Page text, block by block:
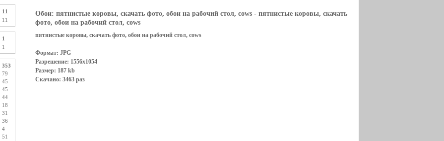
11
11
1
1
353
79
45
45
44
18
31
36
4
51
Обои:пятнистые коровы, скачать фото, обои на рабочий стол, cows - пятнистые коровы, скачать
фото, обои на рабочий стол, cows
пятнистые коровы, скачать фото, обои на рабочий стол, cows
Формат: JPG
Разрешение: 1556x1054
Размер: 187 kb
Скачано: 3463 раз